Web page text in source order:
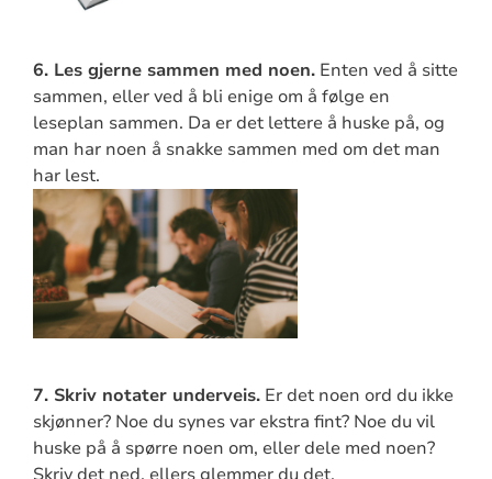
6. Les gjerne sammen med noen.Enten ved å sitte
sammen, eller ved å bli enige om å følge en
leseplan sammen. Da er det lettere å huske på, og
man har noen å snakke sammen med om det man
har lest.
7. Skriv notater underveis.Er det noen ord du ikke
skjønner? Noe du synes var ekstra fint? Noe du vil
huske på å spørre noen om, eller dele med noen?